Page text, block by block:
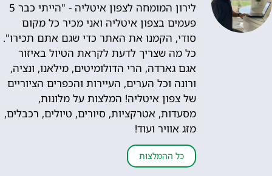
לירון המומחה לצפון איטליה - "הייתי כבר 5
פעמים בצפון איטליה ואני מכיר כל מקום
סודי, הקמנו את האתר כדי שגם אתם תכירו".
כל מה שצריך לדעת לקראת הטיול באיזור
אגם גארדה, הרי הדולומיטים, מילאנו, ונציה,
ורונה וכל הערים, העיירות והכפרים הציוריים
של צפון איטליה! המלצות על מלונות,
מסעדות, אטרקציות, סיורים, טיולים, רכבלים,
מזג אוויר ועוד!
כל ההמלצות